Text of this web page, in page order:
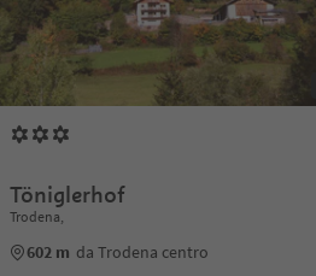
Töniglerhof
Trodena,
602 m da Trodena centro